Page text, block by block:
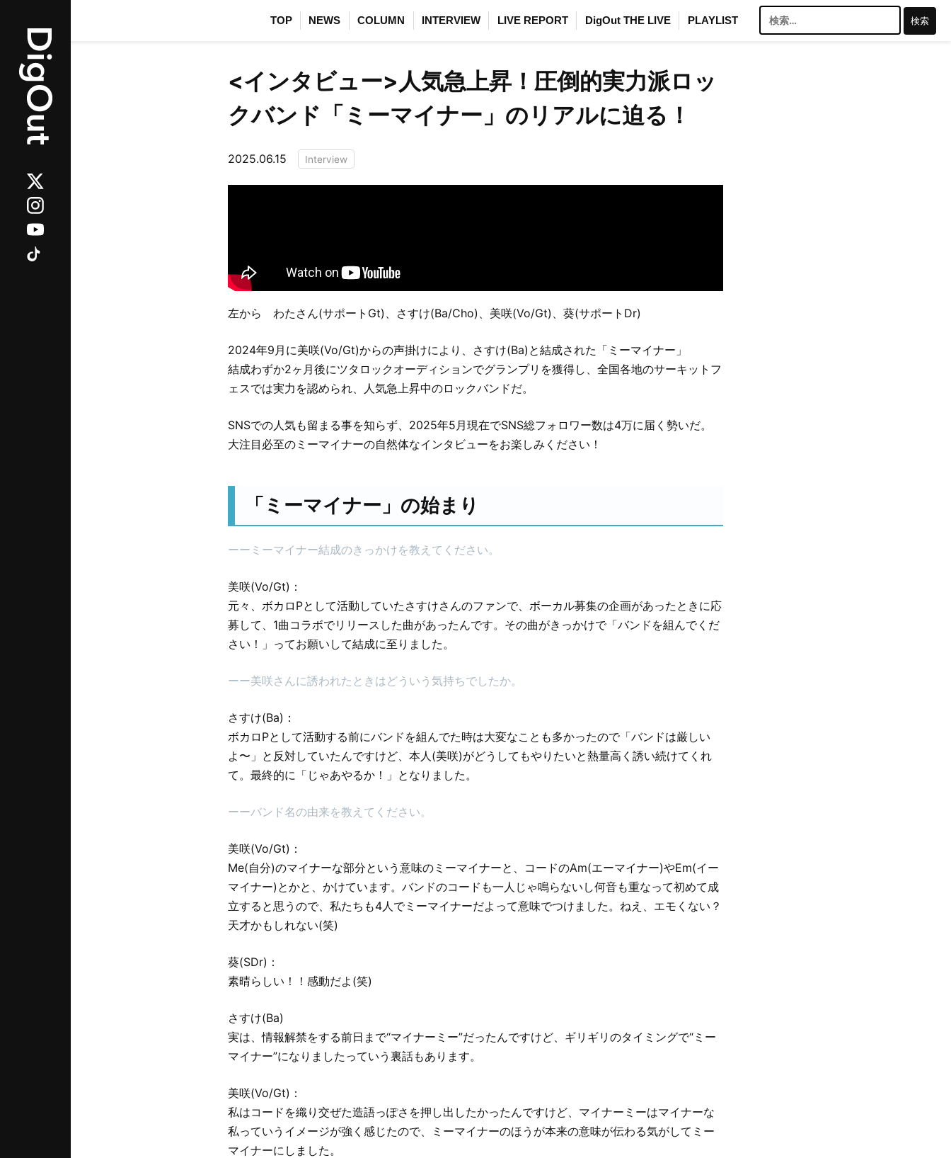
TOP NEWS COLUMN INTERVIEW LIVE REPORT DigOut THE LIVE PLAYLIST
索:
<インタビュー>人気急上昇！圧倒的実力派ロッ
クバンド「ミーマイナー」のリアルに迫る！
2025.06.15 Interview
左から わたさん(サポートGt)、さすけ(Ba/Cho)、美咲(Vo/Gt)、葵(サポートDr)
2024年9月に美咲(Vo/Gt)からの声掛けにより、さすけ(Ba)と結成された「ミーマイナー」
結成わずか2ヶ月後にツタロックオーディションでグランプリを獲得し、全国各地のサーキットフ
ェスでは実力を認められ、人気急上昇中のロックバンドだ。
SNSでの人気も留まる事を知らず、2025年5月現在でSNS総フォロワー数は4万に届く勢いだ。
大注目必至のミーマイナーの自然体なインタビューをお楽しみください！
「ミーマイナー」の始まり
ーーミーマイナー結成のきっかけを教えてください。
美咲(Vo/Gt)：
元々、ボカロPとして活動していたさすけさんのファンで、ボーカル募集の企画があったときに応
募して、1曲コラボでリリースした曲があったんです。その曲がきっかけで「バンドを組んでくだ
さい！」ってお願いして結成に至りました。
ーー美咲さんに誘われたときはどういう気持ちでしたか。
さすけ(Ba)：
ボカロPとして活動する前にバンドを組んでた時は大変なことも多かったので「バンドは厳しい
よ〜」と反対していたんですけど、本人(美咲)がどうしてもやりたいと熱量高く誘い続けてくれ
て。最終的に「じゃあやるか！」となりました。
ーーバンド名の由来を教えてください。
美咲(Vo/Gt)：
Me(自分)のマイナーな部分という意味のミーマイナーと、コードのAm(エーマイナー)やEm(イー
マイナー)とかと、かけています。バンドのコードも一人じゃ鳴らないし何音も重なって初めて成
立すると思うので、私たちも4人でミーマイナーだよって意味でつけました。ねえ、エモくない？
天才かもしれない(笑)
葵(SDr)：
素晴らしい！！感動だよ(笑)
さすけ(Ba)
実は、情報解禁をする前日まで“マイナーミー”だったんですけど、ギリギリのタイミングで“ミー
マイナー”になりましたっていう裏話もあります。
美咲(Vo/Gt)：
私はコードを織り交ぜた造語っぽさを押し出したかったんですけど、マイナーミーはマイナーな
私っていうイメージが強く感じたので、ミーマイナーのほうが本来の意味が伝わる気がしてミー
マイナーにしました。